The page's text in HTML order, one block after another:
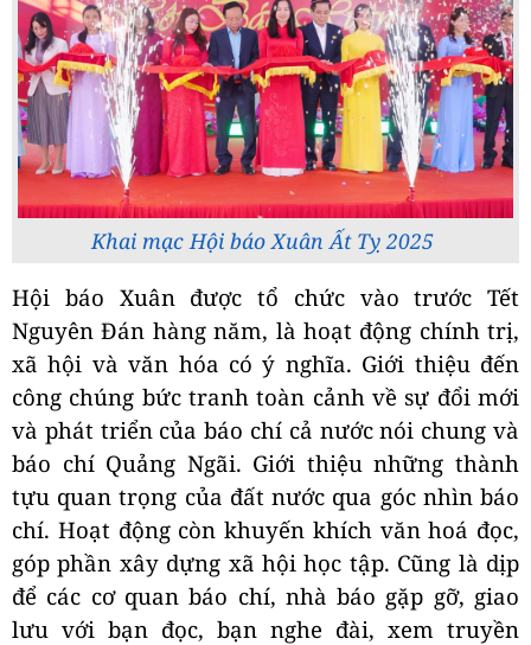
Khai mạc Hội báo Xuân Ất Tỵ 2025
Hội báo Xuân được tổ chức vào trước Tết
Nguyên Đán hàng năm, là hoạt động chính trị,
xã hội và văn hóa có ý nghĩa. Giới thiệu đến
công chúng bức tranh toàn cảnh về sự đổi mới
và phát triển của báo chí cả nước nói chung và
báo chí Quảng Ngãi. Giới thiệu những thành
tựu quan trọng của đất nước qua góc nhìn báo
chí. Hoạt động còn khuyến khích văn hoá đọc,
góp phần xây dựng xã hội học tập. Cũng là dịp
để các cơ quan báo chí, nhà báo gặp gỡ, giao
lưu với bạn đọc, bạn nghe đài, xem truyền